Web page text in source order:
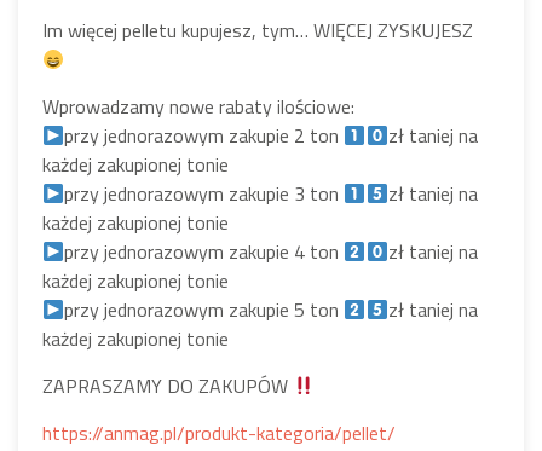
Im więcej pelletu kupujesz, tym… WIĘCEJ ZYSKUJESZ
Wprowadzamy nowe rabaty ilościowe:
przy jednorazowym zakupie 2 ton
zł taniej na
każdej zakupionej tonie
przy jednorazowym zakupie 3 ton
zł taniej na
każdej zakupionej tonie
przy jednorazowym zakupie 4 ton
zł taniej na
każdej zakupionej tonie
przy jednorazowym zakupie 5 ton
zł taniej na
każdej zakupionej tonie
ZAPRASZAMY DO ZAKUPÓW
https://anmag.pl/produkt-kategoria/pellet/